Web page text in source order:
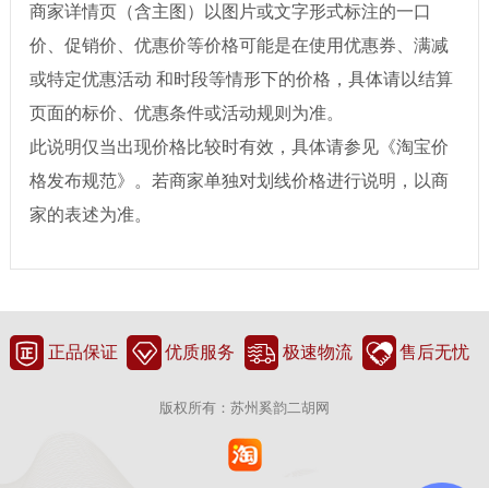
商家详情页（含主图）以图片或文字形式标注的一口
价、促销价、优惠价等价格可能是在使用优惠券、满减
或特定优惠活动 和时段等情形下的价格，具体请以结算
页面的标价、优惠条件或活动规则为准。
此说明仅当出现价格比较时有效，具体请参见《淘宝价
格发布规范》。若商家单独对划线价格进行说明，以商
家的表述为准。
正品保证 优质服务 极速物流 售后无忧
版权所有：苏州奚韵二胡网